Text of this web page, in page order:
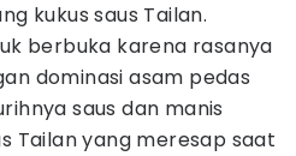
kukus saus Tailan.
berbuka karena rasanya
dominasi asam pedas
saus dan manis
Tailan yang meresap saat